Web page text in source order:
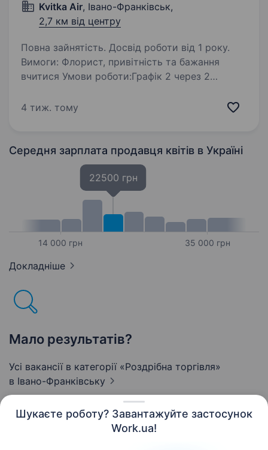
Шукаєте роботу? Завантажуйте застосунок
Work.ua!
Kvitka Air, Івано-Франківськ,
2,7 км від центру
Повна зайнятість. Досвід роботи від 1 року.
Вимоги: Флорист, привітність та бажання
вчитися Умови роботи:Графік 2 через 2
клієнтів, створення композицій та букетів
4 тиж. тому
Середня зарплата продавця квітів в Україні
14 000 грн
22500 грн
35 000 грн
Докладніше
Мало результатів?
Усі вакансії в категорії «Роздрібна торгівля»
в Івано-Франківську